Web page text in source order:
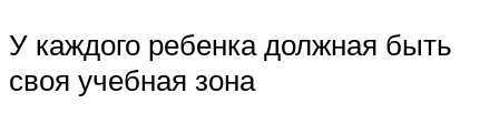
У каждого ребенка должная быть
своя учебная зона